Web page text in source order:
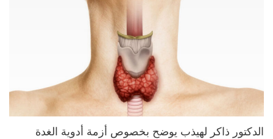
الدكتور ذاكر لهيذب يوضح بخصوص أزمة أدوية الغدة